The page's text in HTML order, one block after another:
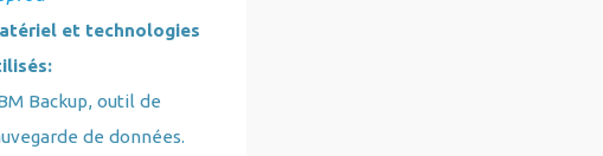
et technologies
Backup, outil de
de données.